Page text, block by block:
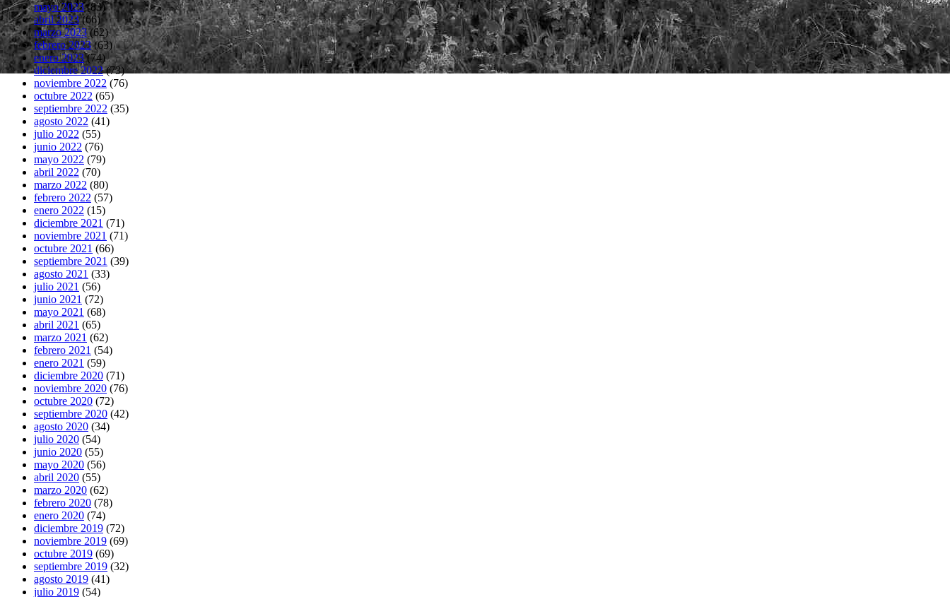
mayo 2023(83)
abril 2023(66)
marzo 2023(62)
febrero 2023(63)
enero 2023(74)
diciembre 2022(73)
noviembre 2022 (76)
octubre 2022 (65)
septiembre 2022 (35)
agosto 2022 (41)
julio 2022 (55)
junio 2022 (76)
mayo 2022 (79)
abril 2022 (70)
marzo 2022 (80)
febrero 2022 (57)
enero 2022 (15)
diciembre 2021 (71)
noviembre 2021 (71)
octubre 2021 (66)
septiembre 2021 (39)
agosto 2021 (33)
julio 2021 (56)
junio 2021 (72)
mayo 2021 (68)
abril 2021 (65)
marzo 2021 (62)
febrero 2021 (54)
enero 2021 (59)
diciembre 2020 (71)
noviembre 2020 (76)
octubre 2020 (72)
septiembre 2020 (42)
agosto 2020 (34)
julio 2020 (54)
junio 2020 (55)
mayo 2020 (56)
abril 2020 (55)
marzo 2020 (62)
febrero 2020 (78)
enero 2020 (74)
diciembre 2019 (72)
noviembre 2019 (69)
octubre 2019 (69)
septiembre 2019 (32)
agosto 2019 (41)
julio 2019 (54)